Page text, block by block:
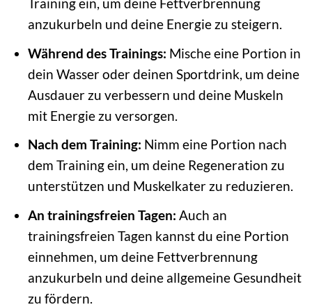
Training ein, um deine Fettverbrennung
anzukurbeln und deine Energie zu steigern.
Während des Trainings: Mische eine Portion in
dein Wasser oder deinen Sportdrink, um deine
Ausdauer zu verbessern und deine Muskeln
mit Energie zu versorgen.
Nach dem Training: Nimm eine Portion nach
dem Training ein, um deine Regeneration zu
unterstützen und Muskelkater zu reduzieren.
An trainingsfreien Tagen: Auch an
trainingsfreien Tagen kannst du eine Portion
einnehmen, um deine Fettverbrennung
anzukurbeln und deine allgemeine Gesundheit
zu fördern.